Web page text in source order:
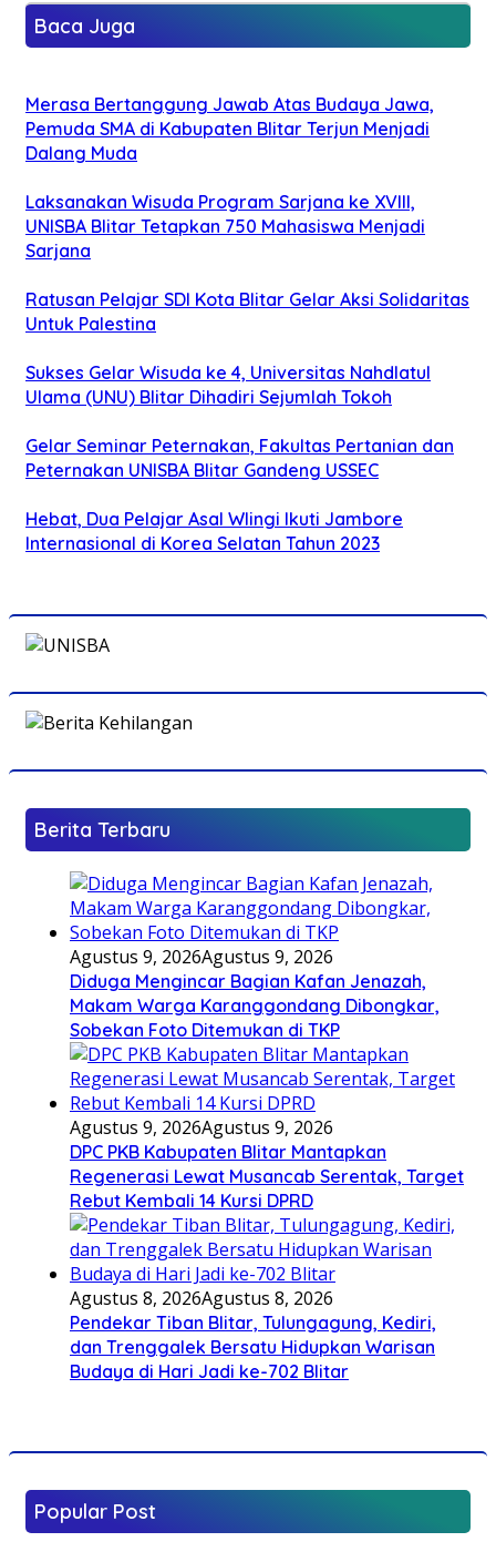
Baca Juga
Merasa Bertanggung Jawab Atas Budaya Jawa,
Pemuda SMA di Kabupaten Blitar Terjun Menjadi
Dalang Muda
Laksanakan Wisuda Program Sarjana ke XVIII,
UNISBA Blitar Tetapkan 750 Mahasiswa Menjadi
Sarjana
Ratusan Pelajar SDI Kota Blitar Gelar Aksi Solidaritas
Untuk Palestina
Sukses Gelar Wisuda ke 4, Universitas Nahdlatul
Ulama (UNU) Blitar Dihadiri Sejumlah Tokoh
Gelar Seminar Peternakan, Fakultas Pertanian dan
Peternakan UNISBA Blitar Gandeng USSEC
Hebat, Dua Pelajar Asal Wlingi Ikuti Jambore
Internasional di Korea Selatan Tahun 2023
Berita Terbaru
Agustus 9, 2026Agustus 9, 2026
Diduga Mengincar Bagian Kafan Jenazah,
Makam Warga Karanggondang Dibongkar,
Sobekan Foto Ditemukan di TKP
Agustus 9, 2026Agustus 9, 2026
DPC PKB Kabupaten Blitar Mantapkan
Regenerasi Lewat Musancab Serentak, Target
Rebut Kembali 14 Kursi DPRD
Agustus 8, 2026Agustus 8, 2026
Pendekar Tiban Blitar, Tulungagung, Kediri,
dan Trenggalek Bersatu Hidupkan Warisan
Budaya di Hari Jadi ke-702 Blitar
Popular Post